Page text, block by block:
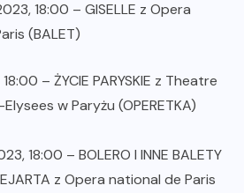
18:00 – GISELLE z Opera
(BALET)
– ŻYCIE PARYSKIE z Theatre
w Paryżu (OPERETKA)
18:00 – BOLERO I INNE BALETY
z Opera national de Paris